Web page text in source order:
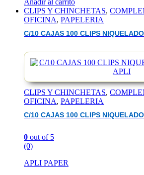
Añadir al carrito
CLIPS Y CHINCHETAS,
OFICINA, PAPELERIA
C/10 CAJAS 100 CLIPS
CLIPS Y CHINCHETAS,
OFICINA, PAPELERIA
C/10 CAJAS 100 CLIPS
0 out of 5
(0)
APLI PAPER